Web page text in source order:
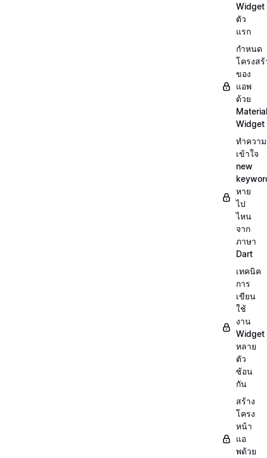
Widget
ตัว
แรก
กำหนด
โครงสร้
ของ
แอพ
ด้วย
Widget
ทำความ
เข้าใจ
new
หาย
ไป
ไหน
จาก
ภาษา
Dart
เทคนิค
การ
เขียน
ใช้
งาน
Widget
หลาย
ตัว
ซ้อน
กัน
สร้าง
โครง
หน้า
แอ
พด้วย